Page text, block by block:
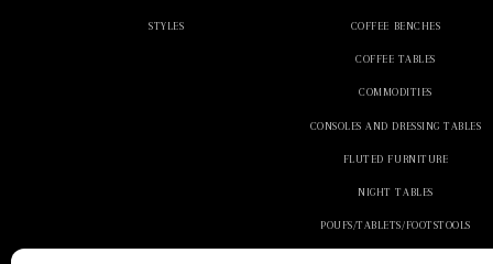
Nasze
meble nie
idealnie
STYLES COFFEE BENCHES
COFFEE TABLES
COMMODITIES
CONSOLES AND DRESSING TABLES
FLUTED FURNITURE
NIGHT TABLES
POUFS/TABLETS/FOOTSTOOLS